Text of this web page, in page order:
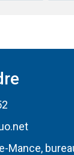
Mance,